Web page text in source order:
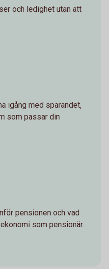
och ledighet utan att
igång med sparandet,
som passar din
pensionen och vad
som pensionär.